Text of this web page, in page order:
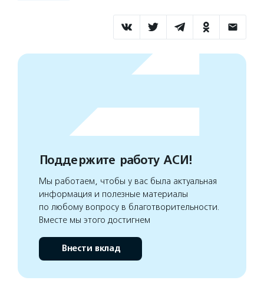
Поддержите работу АСИ!
Мы работаем, чтобы у вас была актуальная
информация и полезные материалы
по любому вопросу в благотворительности.
Вместе мы этого достигнем
Внести вклад